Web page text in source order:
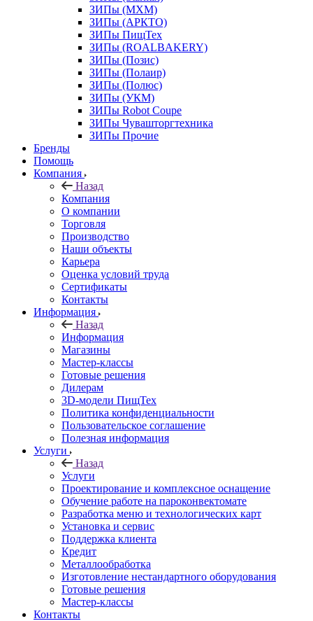
ЗИПы (МХМ)
ЗИПы (АРКТО)
ЗИПы ПищТех
ЗИПы (ROALBAKERY)
ЗИПы (Позис)
ЗИПы (Полаир)
ЗИПы (Полюс)
ЗИПы (УКМ)
ЗИПы Robot Coupe
ЗИПы Чувашторгтехника
ЗИПы Прочие
Бренды
Помощь
Компания
Назад
Компания
О компании
Торговля
Производство
Наши объекты
Карьера
Оценка условий труда
Сертификаты
Контакты
Информация
Назад
Информация
Магазины
Мастер-классы
Готовые решения
Дилерам
3D-модели ПищТех
Политика конфиденциальности
Пользовательское соглашение
Полезная информация
Услуги
Назад
Услуги
Проектирование и комплексное оснащение
Обучение работе на пароконвектомате
Разработка меню и технологических карт
Установка и сервис
Поддержка клиента
Кредит
Металлообработка
Изготовление нестандартного оборудования
Готовые решения
Мастер-классы
Контакты